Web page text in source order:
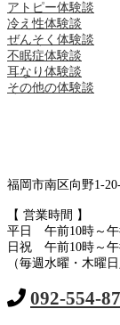
アトピー体験談
冷え性体験談
ぜんそく体験談
不眠症体験談
耳なり体験談
その他の体験談
福岡市南区向野1-
【 営業時間 】
平日 午前10時～午
日祝 午前10時～
（毎週水曜・木曜日
092-554-